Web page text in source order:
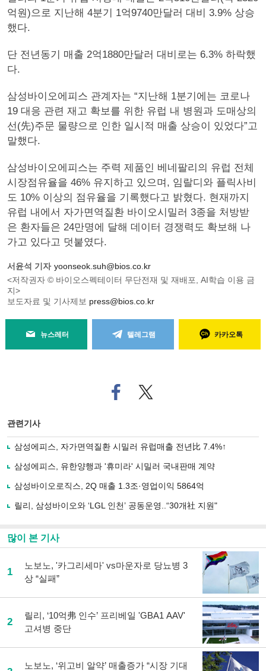
억원)으로 지난해 4분기 1억9740만달러 대비 3.9% 상승
했다.
단 전년동기 매출 2억1880만달러 대비로는 6.3% 하락했
다.
삼성바이오에피스 관계자는 “지난해 1분기에는 코로나
19 대응 관련 재고 확보를 위한 유럽 내 병원과 도매상의
선(先)주문 물량으로 인한 일시적 매출 상승이 있었다”고
말했다.
삼성바이오에피스는 주력 제품인 베네팔리의 유럽 전체
시장점유율을 46% 유지하고 있으며, 임랄디와 플릭사비
도 10% 이상의 점유율을 기록했다고 밝혔다. 현재까지
유럽 내에서 자가면역질환 바이오시밀러 3종을 처방받
은 환자들은 24만명에 달해 데이터 경쟁력도 확보해 나
가고 있다고 덧붙였다.
서윤석 기자 yoonseok.suh@bios.co.kr
<저작권자 © 바이오스펙테이터 무단전재 및 재배포, AI학습 이용 금
지>
보도자료 및 기사제보 press@bios.co.kr
뉴스레터 텔레그램 카카오톡
페
이
로
기
사
유
기
트위
터로
관련기사
삼성에피스, 자가면역질환 시밀러 유럽매출 전년比 7.4%↑
삼성에피스, 유한양행과 '휴미라' 시밀러 국내판매 계약
삼성바이오로직스, 2Q 매출 1.3조·영업이익 5864억
릴리, 삼성바이오와 ‘LGL 인천’ 공동운영..“30개社 지원"
많이 본 기사
1
노보노, '카그리세마' vs마운자로 당뇨병 3
상 “실패”
2
릴리, ‘10억弗 인수’ 프리베일 'GBA1 AAV'
고셔병 중단
노보노, ‘위고비 알약’ 매출증가 “시장 기대